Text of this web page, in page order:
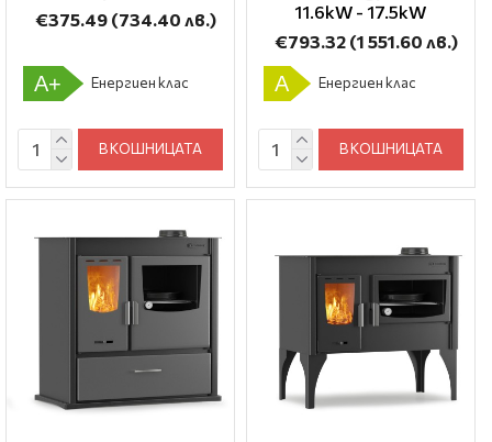
€375.49 (734.40 лв.)
A+ Енергиен клас
В КОШНИЦАТА
11.6kW - 17.5kW
€793.32 (1 551.60 лв.)
A Енергиен клас
В КОШНИЦАТА